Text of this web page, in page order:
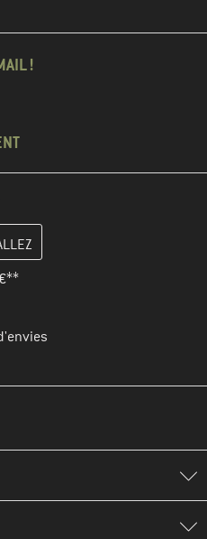
!
créez votre compte client à la